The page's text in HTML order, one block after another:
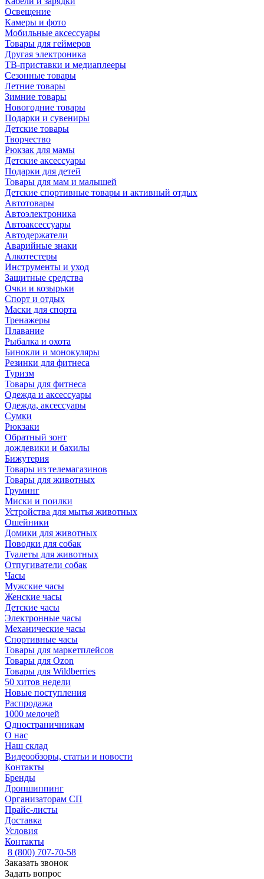
Освещение
Камеры и фото
Мобильные аксессуары
Товары для геймеров
Другая электроника
ТВ-приставки и медиаплееры
Сезонные товары
Летние товары
Зимние товары
Новогодние товары
Подарки и сувениры
Детские товары
Творчество
Рюкзак для мамы
Детские аксессуары
Подарки для детей
Товары для мам и малышей
Детские спортивные товары и активный отдых
Автотовары
Автоэлектроника
Автоаксессуары
Автодержатели
Аварийные знаки
Алкотестеры
Инструменты и уход
Защитные средства
Очки и козырьки
Спорт и отдых
Маски для спорта
Тренажеры
Плавание
Рыбалка и охота
Бинокли и монокуляры
Резинки для фитнеса
Туризм
Товары для фитнеса
Одежда и аксессуары
Одежда, аксессуары
Сумки
Рюкзаки
Обратный зонт
дождевики и бахилы
Бижутерия
Товары из телемагазинов
Товары для животных
Груминг
Миски и поилки
Устройства для мытья животных
Ошейники
Домики для животных
Поводки для собак
Туалеты для животных
Отпугиватели собак
Часы
Мужские часы
Женские часы
Детские часы
Электронные часы
Механические часы
Спортивные часы
Товары для маркетплейсов
Товары для Ozon
Товары для Wildberries
50 хитов недели
Новые поступления
Распродажа
1000 мелочей
Одностраничникам
О нас
Наш склад
Видеообзоры, статьи и новости
Контакты
Бренды
Дропшиппинг
Организаторам СП
Прайс-листы
Доставка
Условия
Контакты
8 (800) 707-70-58
Заказать звонок
Задать вопрос